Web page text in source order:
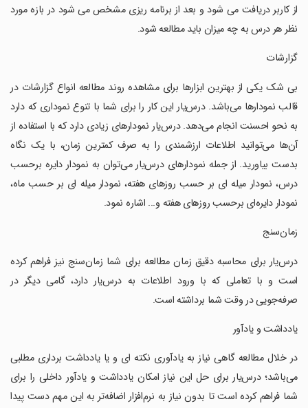
از کاربر دریافت می شود و بعد از برنامه ریزی مشخص می شود در بازه مورد
نظر هر درس به چه میزان باید مطالعه شود.
‏گزارشات
‏بی شک یکی از بهترین ابزارها برای مشاهده روند مطالعه انواع گزارشات در
قالب نمودارها می‌باشد. درس‌یار این کار را برای شما با تنوع نموداری که دارد
به نحو احسنت انجام می‌دهد. درس‌یار نمودارهای زیادی دارد که با استفاده از
آن‌ها می‌توانید اطلاعات ارزشمندی را به صرف کمترین زمان، با یک نگاه
بدست بیاورید. از جمله نمودارهای درس‌یار می‌توان به نمودار دایره برحسب
درس، نمودار میله ای بر حسب روزهای هفته، نمودار میله ای بر حسب ماه،
نمودار دایره‌ای برحسب روزهای هفته و... اشاره نمود.
‏زمان‌سنج
‏درس‌یار برای محاسبه دقیق زمان مطالعه برای شما زمان‌سنج نیز فراهم کرده
است و با تعاملی که با ورود اطلاعات به درس‌یار دارد، گامی دیگر در
صرفه‌جویی در وقت شما برداشته است.
‏یادداشت و یادآور
‏در خلال مطالعه گاهی نیاز به یادآوری نکته ای و یا یادداشت برداری مطلبی
می‌باشد؛ درس‌یار برای حل این نیاز امکان یادداشت و یادآور داخلی را برای
شما فراهم کرده است تا بدون نیاز به نرم‌افزار اضافه‌تر به این مهم دست پیدا